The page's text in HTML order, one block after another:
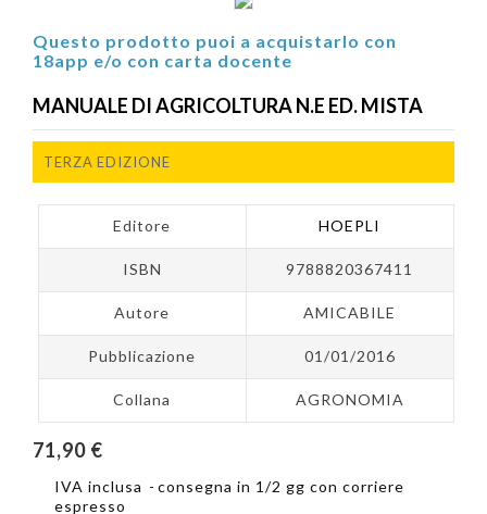
Questo prodotto puoi a acquistarlo con
18app e/o con carta docente
MANUALE DI AGRICOLTURA N.E ED. MISTA
TERZA EDIZIONE
Editore HOEPLI
ISBN 9788820367411
Autore AMICABILE
Pubblicazione 01/01/2016
Collana AGRONOMIA
71,90 €
IVA inclusa
consegna in 1/2 gg con corriere
espresso